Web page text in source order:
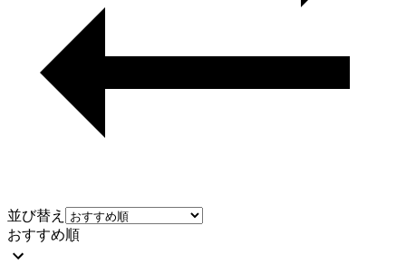
並び替え
おすすめ順